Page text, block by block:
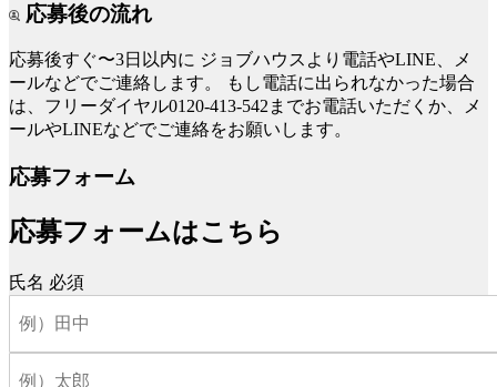
応募後の流れ
応募後すぐ〜3日以内に ジョブハウスより電話やLINE、メ
ールなどでご連絡します。
もし電話に出られなかった場合
は、フリーダイヤル0120-413-542までお電話いただくか、メ
ールやLINEなどでご連絡をお願いします。
応募フォーム
応募フォームはこちら
氏名 必須